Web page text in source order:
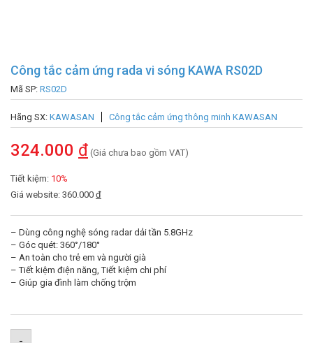
Công tắc cảm ứng rada vi sóng KAWA RS02D
Mã SP: RS02D
Hãng SX: KAWASAN Công tắc cảm ứng thông minh KAWASAN
324.000 đ (Giá chưa bao gồm VAT)
Tiết kiệm: 10%
Giá website: 360.000 đ
– Dùng công nghệ sóng radar dải tần 5.8GHz
– Góc quét: 360°/180°
– An toàn cho trẻ em và người già
– Tiết kiệm điện năng, Tiết kiệm chi phí
– Giúp gia đình làm chống trộm